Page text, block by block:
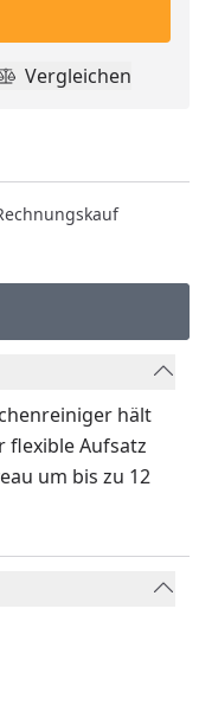
legen
Produkt
Vergleichen
hält
flexible Aufsatz
um bis zu 12